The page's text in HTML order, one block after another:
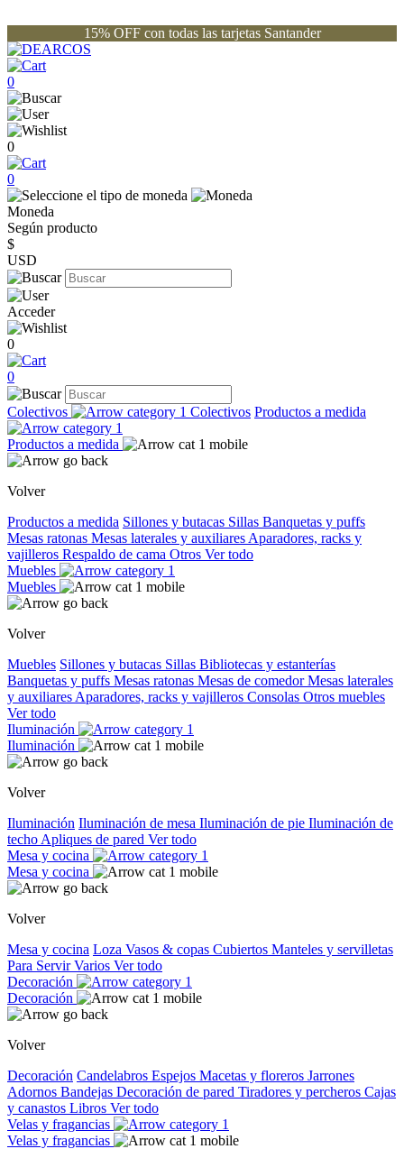
15% OFF con todas las tarjetas Santander
0
0
0
Moneda
Según producto
$
USD
Acceder
0
0
Colectivos Colectivos Productos a medida
Productos a medida
Volver
Productos a medida Sillones y butacas Sillas Banquetas y puffs
Mesas ratonas Mesas laterales y auxiliares Aparadores, racks y
vajilleros Respaldo de cama Otros Ver todo
Muebles
Muebles
Volver
Muebles Sillones y butacas Sillas Bibliotecas y estanterías
Banquetas y puffs Mesas ratonas Mesas de comedorMesas laterales
y auxiliares Aparadores, racks y vajilleros Consolas Otros muebles
Ver todo
Iluminación
Iluminación
Volver
Iluminación Iluminación de mesa Iluminación de pie Iluminación de
techo Apliques de pared Ver todo
Mesa y cocina
Mesa y cocina
Volver
Mesa y cocina Loza Vasos & copas Cubiertos Manteles y servilletas
Para ServirVarios Ver todo
Decoración
Decoración
Volver
Decoración Candelabros Espejos Macetas y floreros Jarrones
Adornos Bandejas Decoración de pared Tiradores y percheros Cajas
y canastos Libros Ver todo
Velas y fragancias
Velas y fragancias